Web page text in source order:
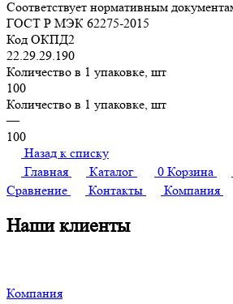
Соответствует нормативным
ГОСТ Р МЭК 62275-2015
Код ОКПД2
22.29.29.190
Количество в 1 упаковке, шт
100
Количество в 1 упаковке, шт
—
100
Назад к списку
Главная
Каталог 0 Корзина
Сравнение
Контакты Компания
Наши клиенты
Компания